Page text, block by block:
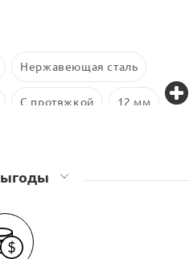
Нержавеющая сталь
С протяжкой 12 мм